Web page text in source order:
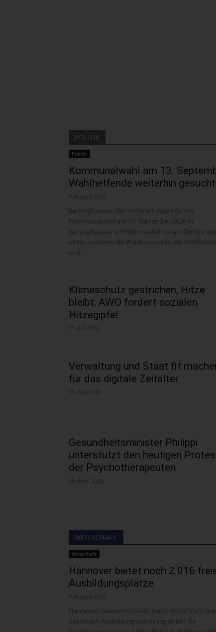
POLITIK
Politik
Kommunalwahl am 13.
Wahlhelfende weiterhin gesucht
6. August 2026
Barsinghausen. Die Vorbereitungen für die
Kommunalwahl am 13. September 2026 in
Barsinghausen schreiten weiter voran. Derzeit
unter anderem die Wahlvorstände, die Wahllokale
und...
Klimaschutz gestrichen, Hitze
bleibt: AWO fordert sozialen
Hitzegipfel
23. Juli 2026
Verwaltung und Staat fit
für das digitale Zeitalter
13. Mai 2026
Gesundheitsminister Philippi
unterstützt den heutigen
der Psychotherapeuten
15. April 2026
WIRTSCHAFT
Wirtschaft
Hannover bietet noch 2.016
Ausbildungsplätze
6. August 2026
Hannover. Gestern Schüler, heute Azubi: Zum
des neuen Ausbildungsjahres registriert die